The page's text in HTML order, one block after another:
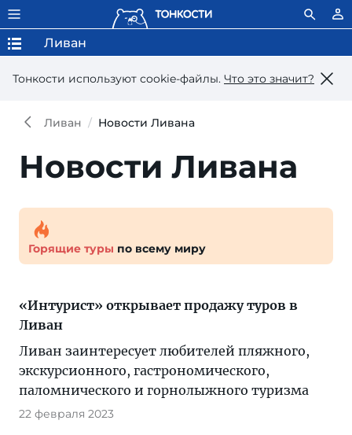
Тонкости используют сookie-файлы. Что это значит?
Ливан
Ливан Новости Ливана
Новости Ливана
Горящие туры по всему миру
«Интурист» открывает продажу туров в
Ливан
Ливан заинтересует любителей пляжного,
экскурсионного, гастрономического,
паломнического и горнолыжного туризма
22 февраля 2023